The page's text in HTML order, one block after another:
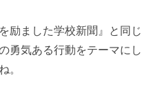
励ました学校新聞』と同じ
勇気ある行動をテーマにし
。